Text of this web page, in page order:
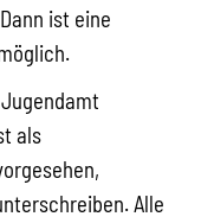
ist eine
als
Alle